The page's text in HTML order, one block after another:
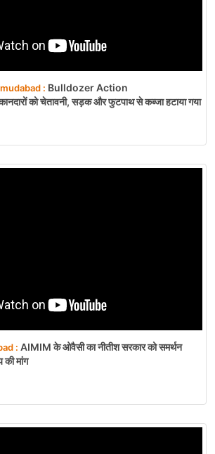
: Bulldozer Action
को चेतावनी, सड़क और फुटपाथ से कब्जा हटाया गया
: AIMIM के ओवैसी का नीतीश सरकार को समर्थन
की मांग